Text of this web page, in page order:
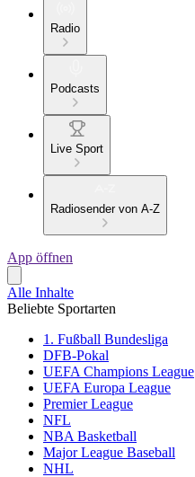
Radio
Podcasts
Live Sport
Radiosender von A-Z
App öffnen
Alle Inhalte
Beliebte Sportarten
1. Fußball Bundesliga
DFB-Pokal
UEFA Champions League
UEFA Europa League
Premier League
NFL
NBA Basketball
Major League Baseball
NHL